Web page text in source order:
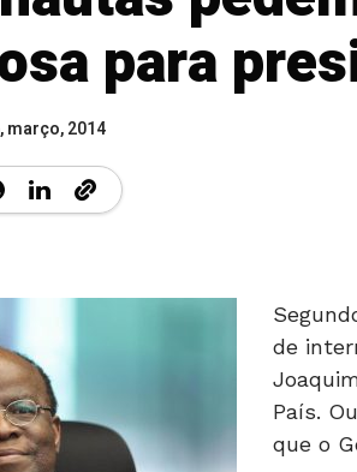
para
março, 2014
de
País.
que o